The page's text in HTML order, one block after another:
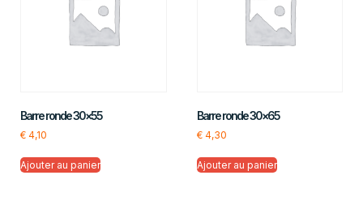
Barre ronde 30×55
€ 4,10
Ajouter au panier
Barre ronde 30×65
€4,30
Ajouter au panier